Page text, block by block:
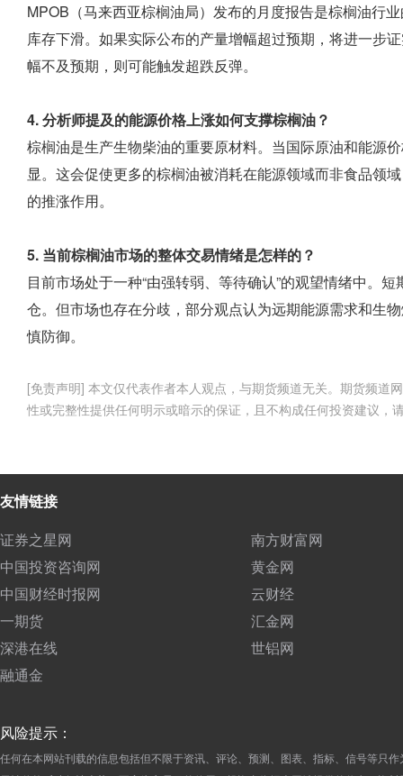
MPOB（马来西亚棕榈油局）发布的月度报告是棕榈油行
库存下滑。如果实际公布的产量增幅超过预期，将进一步
幅不及预期，则可能触发超跌反弹。
4. 分析师提及的能源价格上涨如何支撑棕榈油？
棕榈油是生产生物柴油的重要原材料。当国际原油和能源
显。这会促使更多的棕榈油被消耗在能源领域而非食品领
的推涨作用。
5. 当前棕榈油市场的整体交易情绪是怎样的？
目前市场处于一种“由强转弱、等待确认”的观望情绪中。
仓。但市场也存在分歧，部分观点认为远期能源需求和生
慎防御。
[免责声明] 本文仅代表作者本人观点，与期货频道无关。期货频道
性或完整性提供任何明示或暗示的保证，且不构成任何投资建议，
友情链接
证券之星网
南方财富网
中国投资咨询网
黄金网
中国财经时报网
云财经
一期货
汇金网
深港在线
世铝网
融通金
风险提示：
任何在本网站刊载的信息包括但不限于资讯、评论、预测、图表、指标、信号等只